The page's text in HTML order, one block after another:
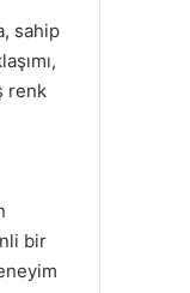
sahip
renk
bir